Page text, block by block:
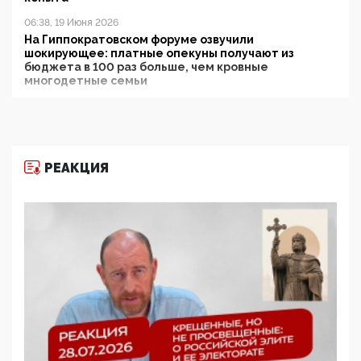
06:38, 19 Июня 2026
На Гиппократовском форуме озвучили
шокирующее: платные опекуны получают из
бюджета в 100 раз больше, чем кровные
многодетные семьи
11:53, 09 Июня 2026
деятельность ИИТО ЮНЕСКО в России, но
цифроглобалисты продолжают определять
повестку в образовании
09:43, 01 Июня 2026
5G за счет здоровья граждан: Минцифры намерено
отобрать у регионов и муниципалитетов право
защищать жилые дома и социальные объекты от
05:58, 26 Мая 2026
Роскомнадзор освободили от борца с
РЕАКЦИЯ